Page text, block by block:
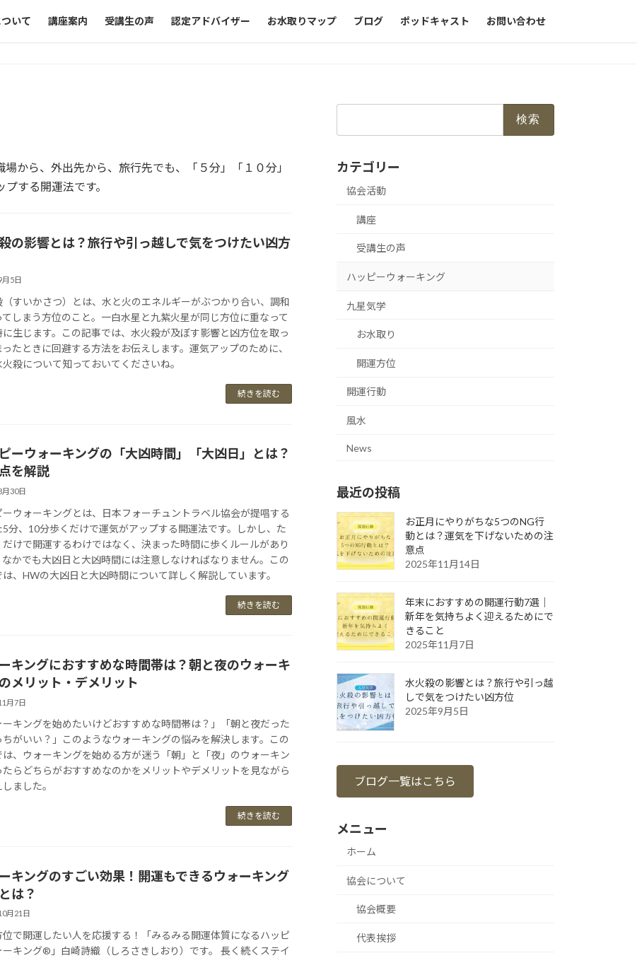
いて 講座案内 受講生の声 認定アドバイザー お水取りマップ ブログ ポッドキャスト お問い合わせ
から、外出先から、旅行先でも、「５分」「１０分」
する開運法です。
の影響とは？旅行や引っ越しで気をつけたい凶方
月5日
（すいかさつ）とは、水と火のエネルギーがぶつかり合い、調和
てしまう方位のこと。一白水星と九紫火星が同じ方位に重なって
に生じます。この記事では、水火殺が及ぼす影響と凶方位を取っ
ったときに回避する方法をお伝えします。運気アップのために、
殺について知っておいてくださいね。
続きを読む
ーウォーキングの「大凶時間」「大凶日」とは？
を解説
月30日
ーウォーキングとは、日本フォーチュントラベル協会が提唱する
5分、10分歩くだけで運気がアップする開運法です。しかし、た
だけで開運するわけではなく、決まった時間に歩くルールがあり
なかでも大凶日と大凶時間には注意しなければなりません。この
、HWの大凶日と大凶時間について詳しく解説しています。
続きを読む
キングにおすすめな時間帯は？朝と夜のウォーキ
メリット・デメリット
月7日
ーキングを始めたいけどおすすめな時間帯は？」「朝と夜だった
ちがいい？」このようなウォーキングの悩みを解決します。この
は、ウォーキングを始める方が迷う「朝」と「夜」のウォーキン
たらどちらがおすすめなのかをメリットやデメリットを見ながら
ました。
続きを読む
キングのすごい効果！開運もできるウォーキング
は？
月21日
位で開運したい人を応援する！「みるみる開運体質になるハッピ
ーキング®」白崎詩織（しろさきしおり）です。 長く続くステイ
カテゴリー
協会活動
講座
受講生の声
ハッピーウォーキング
九星気学
お水取り
開運方位
開運行動
風水
News
最近の投稿
お正月にやりがちな5つのNG行
動とは？運気を下げないための注
意点
2025年11月14日
年末におすすめの開運行動7選｜
新年を気持ちよく迎えるためにで
きること
2025年11月7日
水火殺の影響とは？旅行や引っ越
しで気をつけたい凶方位
2025年9月5日
ブログ一覧はこちら
メニュー
ホーム
協会について
協会概要
代表挨拶